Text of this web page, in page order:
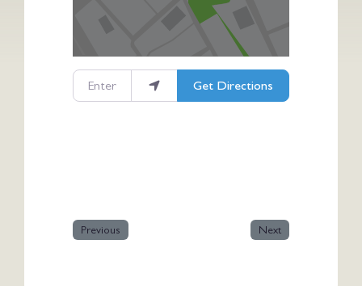
Enter your location
Get Directions
Previous Next